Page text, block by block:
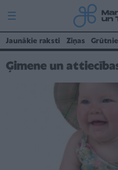
Jaunākie raksti Ziņas
Ģimene un